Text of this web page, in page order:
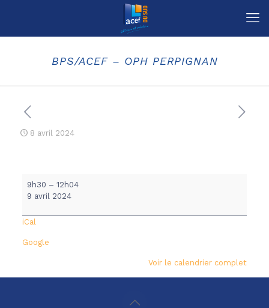
BPS/ACEF – OPH PERPIGNAN
8 avril 2024
BPS/ACEF
PERPIGNAN
9h30 – 12h04
9 avril 2024
iCal
Google
Voir le calendrier complet